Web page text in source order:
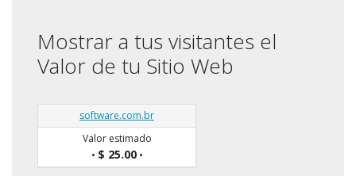
Mostrar a tus visitantes el
Valor de tu Sitio Web
software.com.br
Valor estimado
• $ 25.00•